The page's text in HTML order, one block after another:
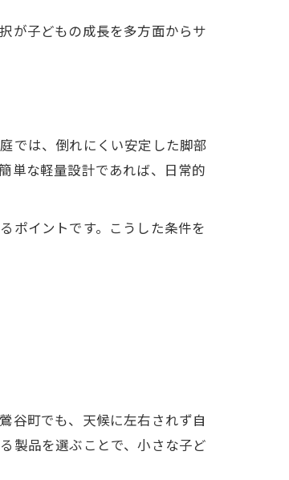
が子どもの成長を多方面からサ
では、倒れにくい安定した脚部
単な軽量設計であれば、日常的
ポイントです。こうした条件を
谷町でも、天候に左右されず自
製品を選ぶことで、小さな子ど